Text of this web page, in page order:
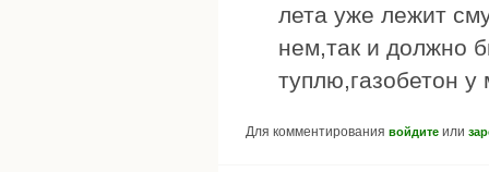
лета уже лежит
нем,так и должно
туплю,газобетон у
Для комментирования войдите или